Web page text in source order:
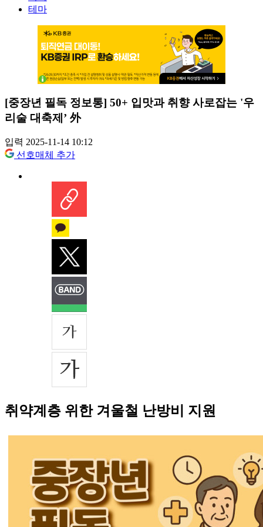
테마
[중장년 필독 정보통] 50+ 입맛과 취향 사로잡는 '우
리술 대축제’ 外
입력 2025-11-14 10:12
선호매체 추가
취약계층 위한 겨울철 난방비 지원